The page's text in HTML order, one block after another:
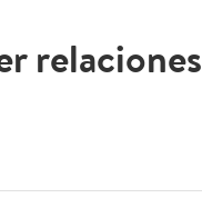
relaciones